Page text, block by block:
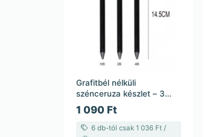
Grafitbél nélküli
szénceruza készlet – 3
darabos (HB, 2B, 4B)
1 090 Ft
6 db-tól csak 1 036 Ft /